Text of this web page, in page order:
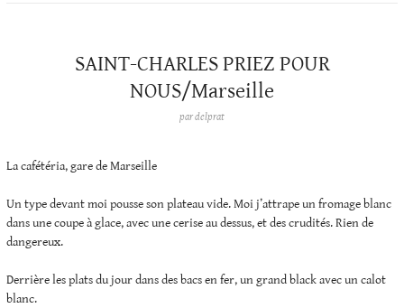
SAINT-CHARLES PRIEZ POUR
NOUS/Marseille
pardelprat
La cafétéria, gare de Marseille
Un type devant moi pousse son plateau vide. Moi j’attrape un fromage blanc
dans une coupe à glace, avec une cerise au dessus, et des crudités. Rien de
dangereux.
Derrière les plats du jour dans des bacs en fer, un grand black avec un calot
blanc.